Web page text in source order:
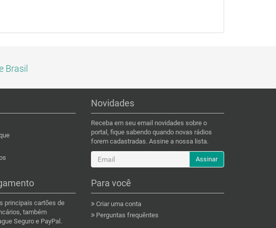
Brasil
Novidades
Receba em seu email novidades sobre o
portal, fique sabendo quando novas rádios
forem cadastradas. Assine a nossa lista.
Assinar
principais cartões de
também
Seguro e PayPal.
Para você
Criar uma conta
Perguntas frequêntes